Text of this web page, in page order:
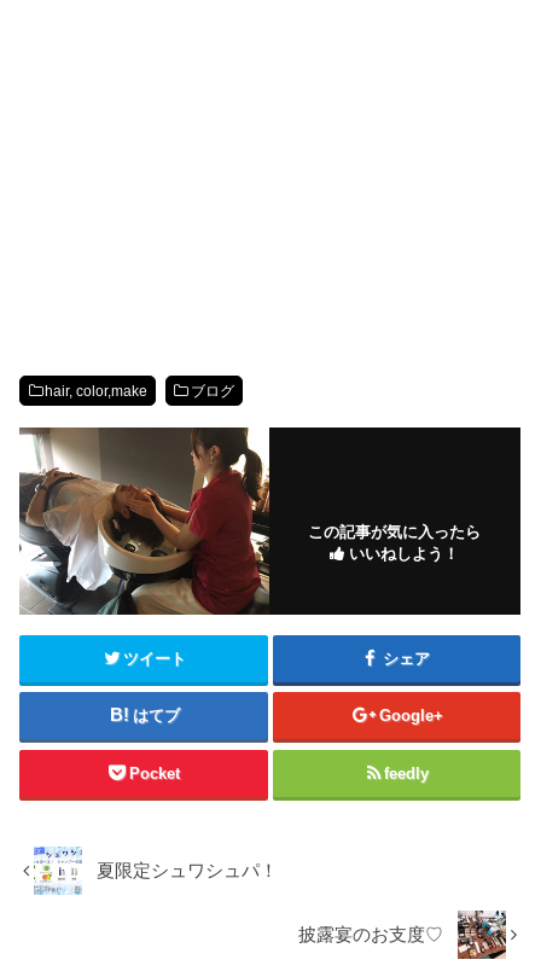
hair, color,make ブログ
この記事が気に入ったら
いいねしよう！
ツイート シェア
はてブ Google+
Pocket feedly
夏限定シュワシュパ！
披露宴のお支度♡